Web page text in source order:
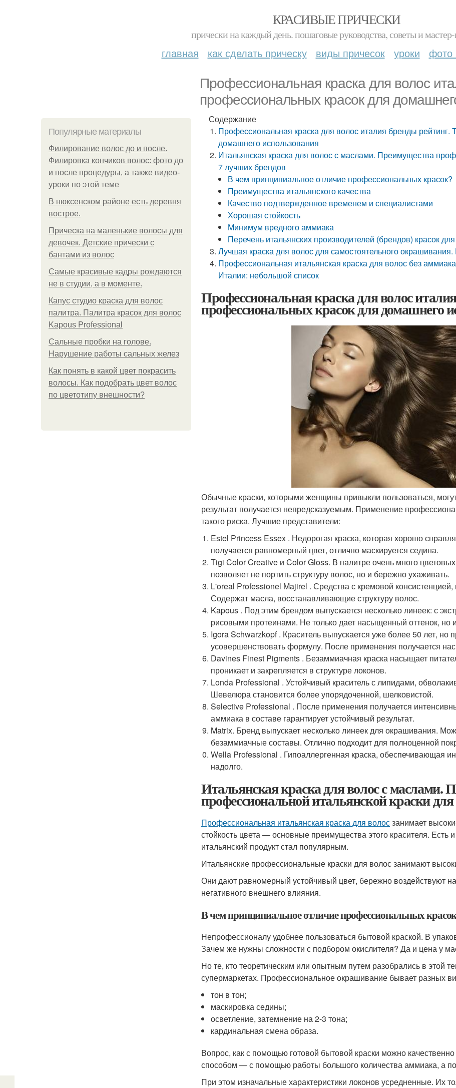
КРАСИВЫЕ ПРИЧЕСКИ
прически на каждый день. пошаговые руководства, советы и
главная как сделать прическу виды причесок уроки фото
Профессиональная краска для волос
профессиональных красок для
Популярные материалы
Филирование волос до и после.
Филировка кончиков волос: фото до
и после процедуры, а также видео-
уроки по этой теме
В нюксенском районе есть деревня
вострое.
Прическа на маленькие волосы для
девочек. Детские прически с
бантами из волос
Самые красивые кадры рождаются
не в студии, а в моменте.
Капус студио краска для волос
палитра. Палитра красок для волос
Kapous Professional
Сальные пробки на голове.
Нарушение работы сальных желез
Как понять в какой цвет покрасить
волосы. Как подобрать цвет волос
по цветотипу внешности?
Содержание
Профессиональная краска для волос италия бренды
домашнего использования
Итальянская краска для волос с маслами. Преимущества
7 лучших брендов
В чем принципиальное отличие профессиональных красок?
Преимущества итальянского качества
Качество подтвержденное временем и специалистами
Хорошая стойкость
Минимум вредного аммиака
Перечень итальянских производителей (брендов) красок
Лучшая краска для волос для самостоятельного окрашивания.
Профессиональная итальянская краска для волос без
Италии: небольшой список
Профессиональная краска для волос
профессиональных красок для домашнего
Обычные краски, которыми женщины привыкли пользоваться,
результат получается непредсказуемым. Применение
такого риска. Лучшие представители:
Estel Princess Essex . Недорогая краска, которая хорошо
получается равномерный цвет, отлично маскируется седина.
Tigi Color Creative и Color Gloss. В палитре очень много
позволяет не портить структуру волос, но и бережно ухаживать.
L'oreal Professionel Majirel . Средства с кремовой
Содержат масла, восстанавливающие структуру волос.
Kapous . Под этим брендом выпускается несколько линеек: с
рисовыми протеинами. Не только дает насыщенный оттенок, но
Igora Schwarzkopf . Краситель выпускается уже более 50 лет, но
усовершенствовать формулу. После применения получается
Davines Finest Pigments . Безаммиачная краска насыщает
проникает и закрепляется в структуре локонов.
Londa Professional . Устойчивый краситель с липидами,
Шевелюра становится более упорядоченной, шелковистой.
Selective Professional . После применения получается
аммиака в составе гарантирует устойчивый результат.
Matrix. Бренд выпускает несколько линеек для окрашивания.
безаммиачные составы. Отлично подходит для полноценной
Wella Professional . Гипоаллергенная краска, обеспечивающая
надолго.
Итальянская краска для волос с маслами.
профессиональной итальянской краски
Профессиональная итальянская краска для волосзанимает
стойкость цвета — основные преимущества этого красителя. Есть
итальянский продукт стал популярным.
Итальянские профессиональные краски для волос занимают
Они дают равномерный устойчивый цвет, бережно воздействуют
негативного внешнего влияния.
В чем принципиальное отличие профессиональных
Непрофессионалу удобнее пользоваться бытовой краской. В
Зачем же нужны сложности с подбором окислителя? Да и цена у
Но те, кто теоретическим или опытным путем разобрались в этой
супермаркетах. Профессиональное окрашивание бывает разных
тон в тон;
маскировка седины;
осветление, затемнение на 2-3 тона;
кардинальная смена образа.
Вопрос, как с помощью готовой бытовой краски можно
способом — с помощью работы большого количества аммиака, а
При этом изначальные характеристики локонов усредненные. Их